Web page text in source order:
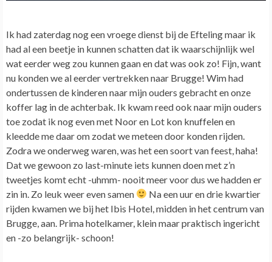
Ik had zaterdag nog een vroege dienst bij de Efteling maar ik
had al een beetje in kunnen schatten dat ik waarschijnlijk wel
wat eerder weg zou kunnen gaan en dat was ook zo! Fijn, want
nu konden we al eerder vertrekken naar Brugge! Wim had
ondertussen de kinderen naar mijn ouders gebracht en onze
koffer lag in de achterbak. Ik kwam reed ook naar mijn ouders
toe zodat ik nog even met Noor en Lot kon knuffelen en
kleedde me daar om zodat we meteen door konden rijden.
Zodra we onderweg waren, was het een soort van feest, haha!
Dat we gewoon zo last-minute iets kunnen doen met z’n
tweetjes komt echt -uhmm- nooit meer voor dus we hadden er
zin in. Zo leuk weer even samen
Na een uur en drie kwartier
rijden kwamen we bij het Ibis Hotel, midden in het centrum van
Brugge, aan. Prima hotelkamer, klein maar praktisch ingericht
en -zo belangrijk- schoon!